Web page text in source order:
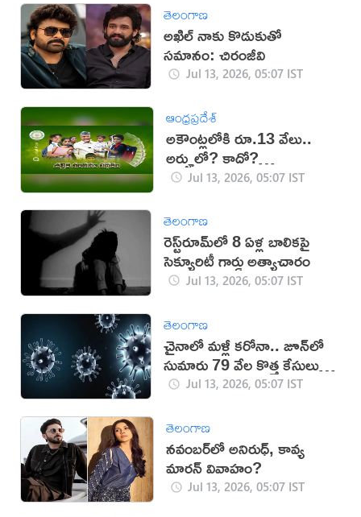
తెలంగాణ
అఖిల్‌ నాకు కొడుకుతో
సమానం: చిరంజీవి
Jul 13, 2026, 05:07 IST
ఆంధ్రప్రదేశ్
అకౌంట్లలోకి రూ.13 వేలు..
అర్హులో? కాదో?
తెలుసుకోండిలా..
Jul 13, 2026, 05:07 IST
తెలంగాణ
రెస్ట్‌రూమ్‌లో 8 ఏళ్ల బాలికపై
సెక్యూరిటీ గార్డు అత్యాచారం
Jul 13, 2026, 05:07 IST
తెలంగాణ
చైనాలో మళ్లీ కరోనా.. జూన్‌లో
సుమారు 79 వేల కొత్త కేసులు
నమోదుJul 13, 2026, 05:07 IST
తెలంగాణ
నవంబర్‌లో అనిరుధ్, కావ్య
మారన్ వివాహం?
Jul 13, 2026, 05:07 IST